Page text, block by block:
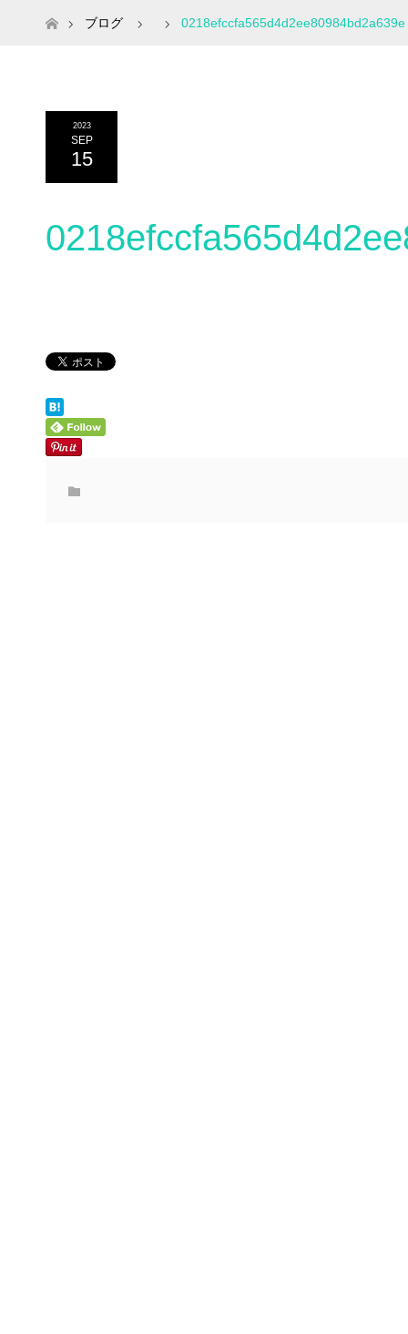
ホームブログ 0218efccfa565d4d2ee80984bd2a639e
2023
SEP
15